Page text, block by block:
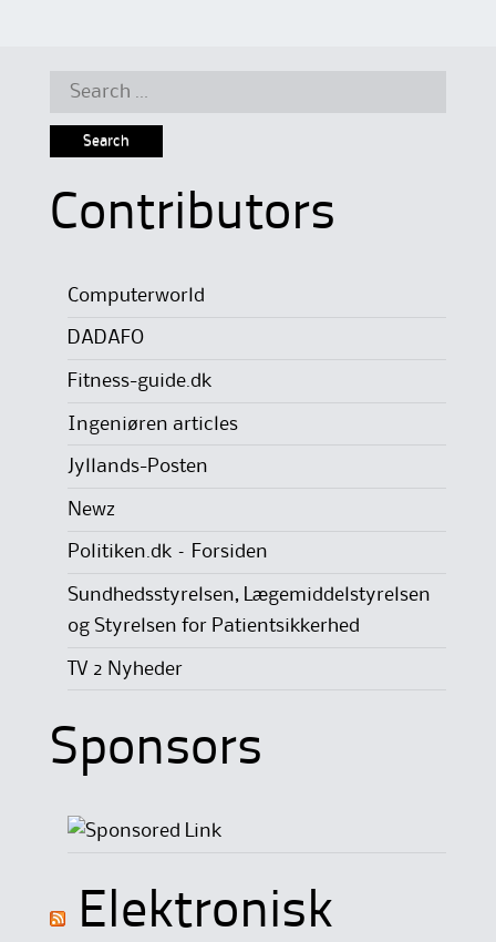
Search
Contributors
Computerworld
DADAFO
Fitness-guide.dk
Ingeniøren articles
Jyllands-Posten
Newz
Politiken.dk – Forsiden
Sundhedsstyrelsen, Lægemiddelstyrelsen
og Styrelsen for Patientsikkerhed
TV 2 Nyheder
Sponsors
Elektronisk